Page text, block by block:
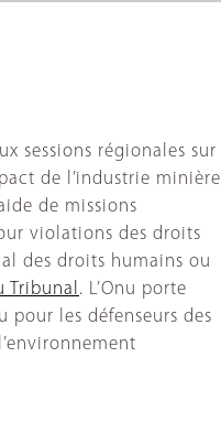
sessions régionales sur
de l’industrie minière
de missions
violations des droits
des droits humains ou
Tribunal . L’Onu porte
pour les défenseurs des